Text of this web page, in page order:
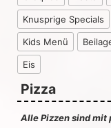
Knusprige Specials
Kids Menü
Eis
Pizza
Alle Pizzen sind mit